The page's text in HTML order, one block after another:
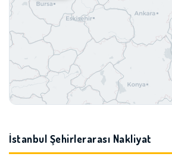
İstanbul Şehirlerarası Nakliyat